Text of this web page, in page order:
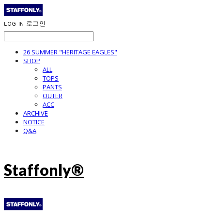
LOG IN 로그인
26 SUMMER "HERITAGE EAGLES"
SHOP
ALL
TOPS
PANTS
OUTER
ACC
ARCHIVE
NOTICE
Q&A
Staffonly®